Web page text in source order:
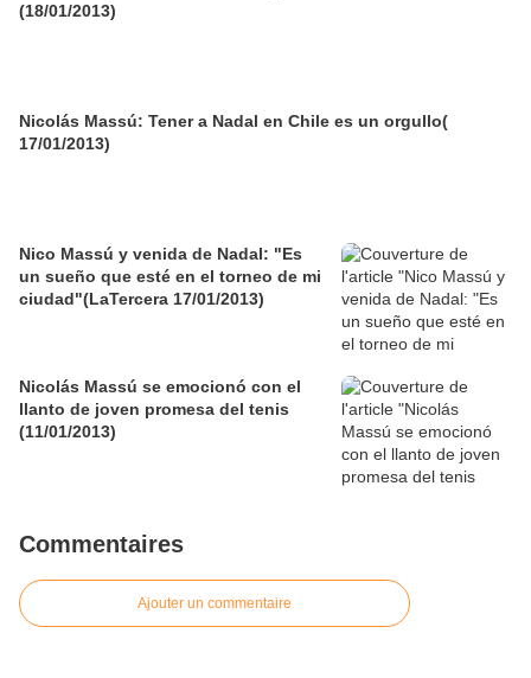
(18/01/2013)
Nicolás Massú: Tener a Nadal en Chile es un orgullo(
17/01/2013)
Nico Massú y venida de Nadal: "Es
un sueño que esté en el torneo de mi
ciudad"(LaTercera 17/01/2013)
Nicolás Massú se emocionó con el
llanto de joven promesa del tenis
(11/01/2013)
Commentaires
Ajouter un commentaire